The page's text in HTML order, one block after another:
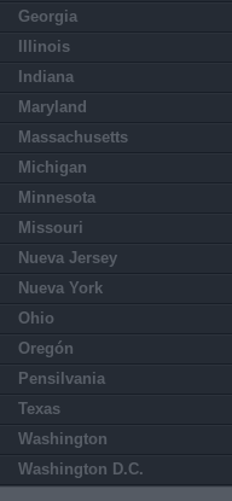
Georgia
Illinois
Indiana
Maryland
Massachusetts
Michigan
Minnesota
Missouri
Nueva Jersey
Nueva York
Ohio
Oregón
Pensilvania
Texas
Washington
Washington D.C.